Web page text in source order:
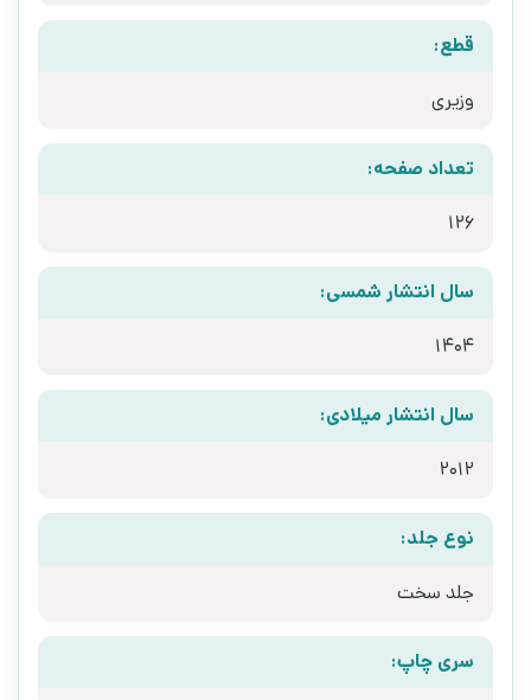
قطع:
وزیری
تعداد صفحه:
126
سال انتشار شمسی:
1404
سال انتشار میلادی:
2012
نوع جلد:
جلد سخت
سری چاپ: